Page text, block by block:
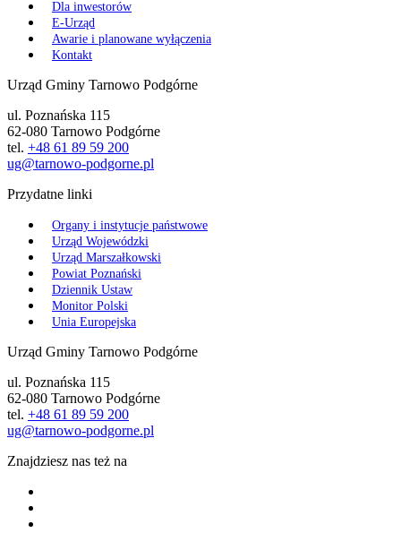
Dla inwestorów
E-Urząd
Awarie i planowane wyłączenia
Kontakt
Urząd Gminy Tarnowo Podgórne
ul. Poznańska 115
62-080 Tarnowo Podgórne
tel. +48 61 89 59 200
ug@tarnowo-podgorne.pl
Przydatne linki
Organy i instytucje państwowe
Urząd Wojewódzki
Urząd Marszałkowski
Powiat Poznański
Dziennik Ustaw
Monitor Polski
Unia Europejska
Urząd Gminy Tarnowo Podgórne
ul. Poznańska 115
62-080 Tarnowo Podgórne
tel. +48 61 89 59 200
ug@tarnowo-podgorne.pl
Znajdziesz nas też na